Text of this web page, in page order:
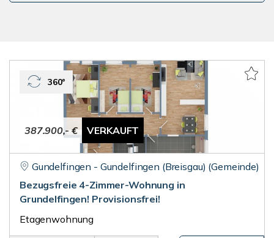
387.900,- € VERKAUFT
360°
Gundelfingen - Gundelfingen (Breisgau) (Gemeinde)
Bezugsfreie 4-Zimmer-Wohnung in
Grundelfingen! Provisionsfrei!
Etagenwohnung